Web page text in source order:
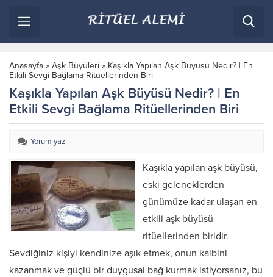
Anasayfa » Aşk Büyüleri » Kaşıkla Yapılan Aşk Büyüsü Nedir? | En
Etkili Sevgi Bağlama Ritüellerinden Biri
Kaşıkla Yapılan Aşk Büyüsü Nedir? | En
Etkili Sevgi Bağlama Ritüellerinden Biri
Yorum yaz
Kaşıkla yapılan aşk büyüsü,
eski geleneklerden
günümüze kadar ulaşan en
etkili aşk büyüsü
ritüellerinden biridir.
Sevdiğiniz kişiyi kendinize aşık etmek, onun kalbini
kazanmak ve güçlü bir duygusal bağ kurmak istiyorsanız, bu